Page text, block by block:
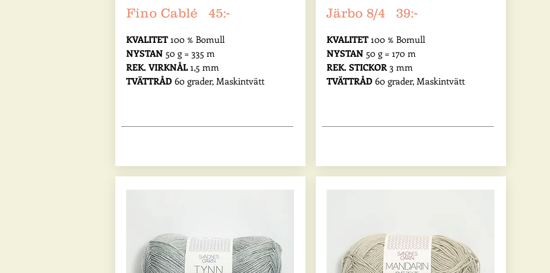
Fino Cablé 45:-
KVALITET100 % Bomull
NYSTAN 50 g = 335 m
REK. VIRKNÅL1,5 mm
TVÄTTRÅD 60 grader, Maskintvätt
Järbo 8/4 39:-
KVALITET100 % Bomull
NYSTAN50 g = 170 m
REK. STICKOR3 mm
TVÄTTRÅD 60 grader, Maskintvätt